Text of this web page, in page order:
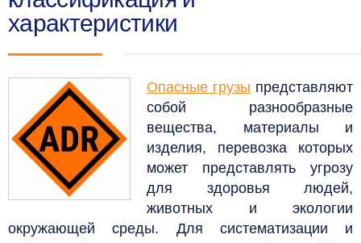
характеристики
Опасные грузы представляют
собой разнообразные
вещества, материалы и
изделия, перевозка которых
может представлять угрозу
для здоровья людей,
животных и экологии
окружающей среды. Для систематизации и